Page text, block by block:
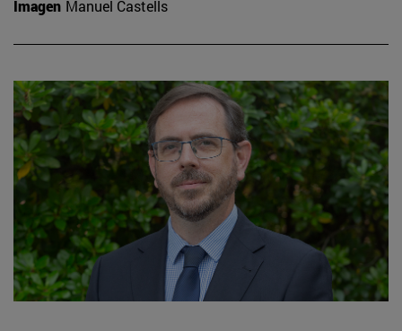
Imagen Manuel Castells